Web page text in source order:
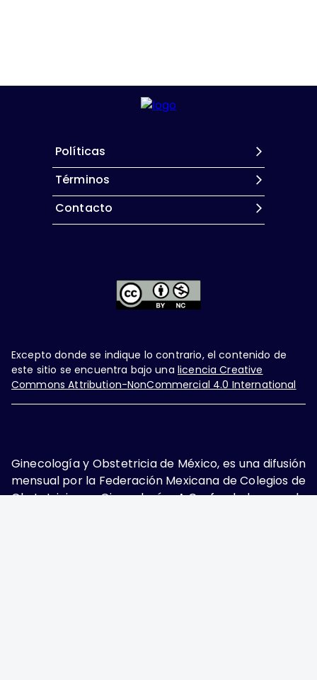
Políticas
Términos
Contacto
Excepto donde se indique lo contrario, el contenido de
este sitio se encuentra bajo una licencia Creative
Commons Attribution-NonCommercial 4.0 International
Ginecología y Obstetricia de México, es una difusión
mensual por la Federación Mexicana de Colegios de
Obstetricia y Ginecología A.C., fundada por la